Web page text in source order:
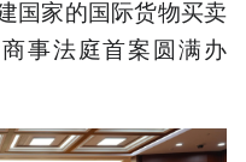
国家的国际货物买卖
事法庭首案圆满办